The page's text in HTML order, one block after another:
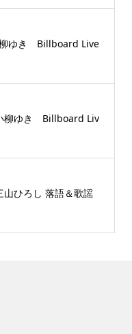
ゆき Billboard Live
ゆき Billboard Liv
ひろし 落語＆歌謡